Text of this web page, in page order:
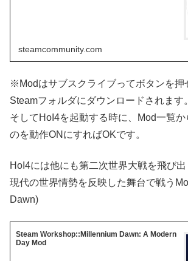
steamcommunity.com
※Modはサブスクライブってボタンを押
Steamフォルダにダウンロードされます。
そしてHoI4を起動する時に、Mod一覧か
のを動作ONにすればOKです。
HoI4には他にも第二次世界大戦を飛び出
現代の世界情勢を反映した舞台で戦う
Dawn)
Steam Workshop::Millennium Dawn: A Modern
Day Mod